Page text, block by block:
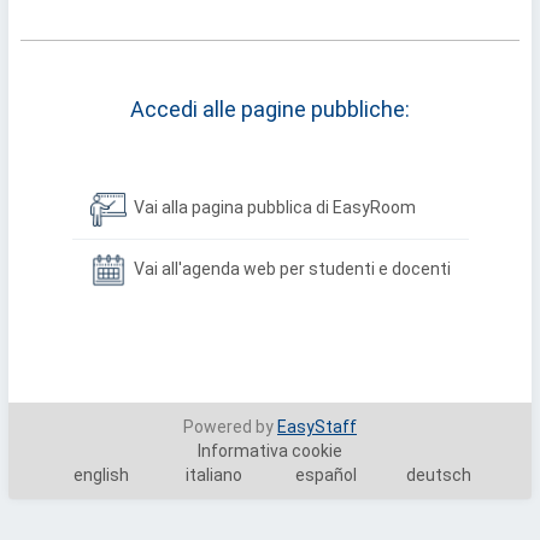
Accedi alle pagine pubbliche:
Vai alla pagina pubblica di EasyRoom
Vai all'agenda web per studenti e docenti
Powered by EasyStaff
Informativa cookie
english
italiano español deutsch